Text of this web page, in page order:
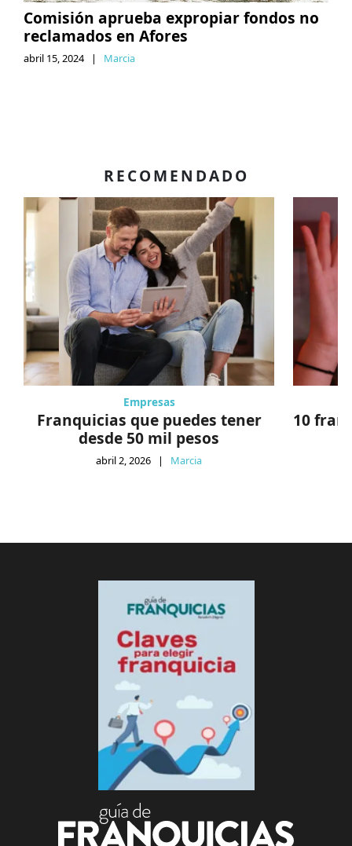
Comisión aprueba expropiar fondos no
reclamados en Afores
abril 15, 2024 | Marcia
RECOMENDADO
Empresas
Franquicias que puedes tener
desde 50 mil pesos
abril 2, 2026 | Marcia
10